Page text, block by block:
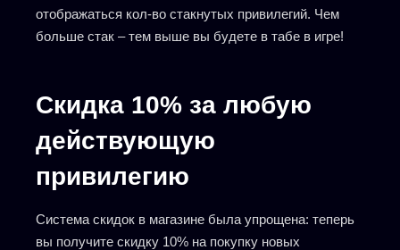
отображаться кол-во стакнутых привилегий. Чем
больше стак – тем выше вы будете в табе в игре!
Скидка 10% за любую
действующую
привилегию
Система скидок в магазине была упрощена: теперь
вы получите скидку 10% на покупку новых